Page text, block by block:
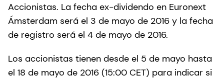
Accionistas. La fecha ex-dividendo en Euronext
Ámsterdam será el 3 de mayo de 2016 y la fecha
de registro será el 4 de mayo de 2016.
Los accionistas tienen desde el 5 de mayo hasta
el 18 de mayo de 2016 (15:00 CET) para indicar si